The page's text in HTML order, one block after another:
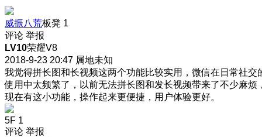
威振八荒板凳 1
评论 举报
LV10荣耀V8
2018-9-23 20:47 属地未知
我觉得拼长图和长视频这两个功能比较实用，微信在日常社交
使用中太频繁了，以前无法拼长图和发长视频带来了不少麻烦
现在有这小功能，操作起来更便捷，用户体验更好。
5F 1
评论 举报